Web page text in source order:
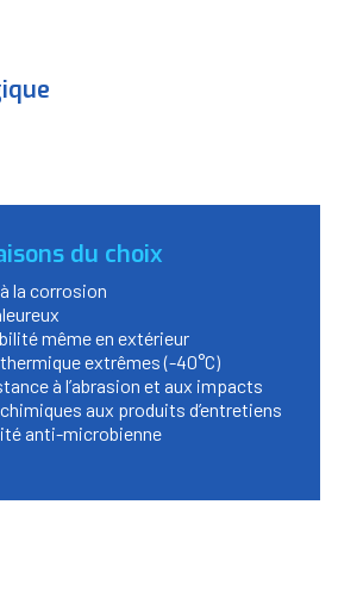
du choix
la corrosion
même en extérieur
extrêmes (-40°C)
à l’abrasion et aux impacts
aux produits d’entretiens
anti-microbienne